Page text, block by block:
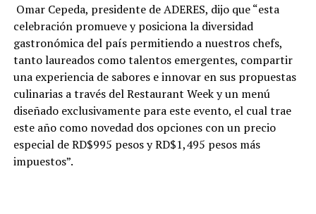
Omar Cepeda, presidente de ADERES, dijo que “esta
celebración promueve y posiciona la diversidad
gastronómica del país permitiendo a nuestros chefs,
tanto laureados como talentos emergentes, compartir
una experiencia de sabores e innovar en sus propuestas
culinarias a través del Restaurant Week y un menú
diseñado exclusivamente para este evento, el cual trae
este año como novedad dos opciones con un precio
especial de RD$995 pesos y RD$1,495 pesos más
impuestos”.